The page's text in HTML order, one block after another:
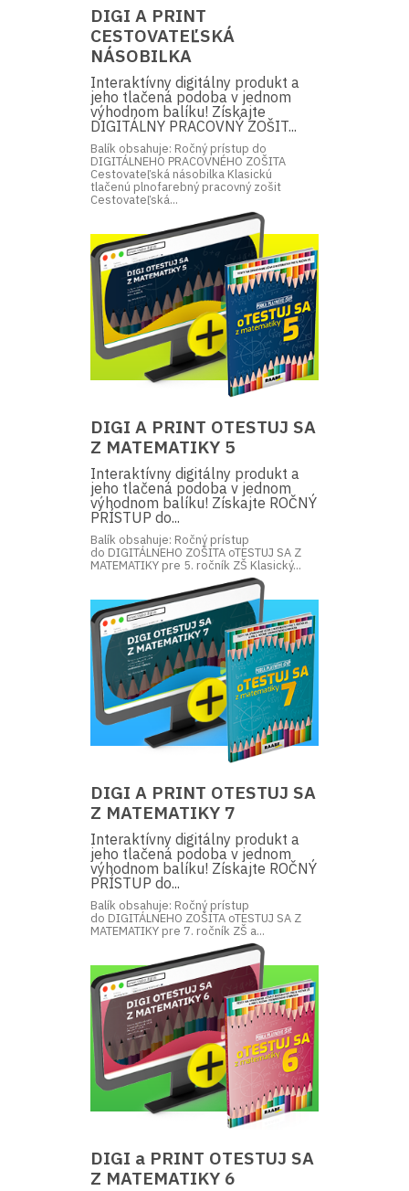
DIGI A PRINT
CESTOVATEĽSKÁ
NÁSOBILKA
Interaktívny digitálny produkt a
jeho tlačená podoba v jednom
výhodnom balíku! Získajte
DIGITÁLNY PRACOVNÝ ZOŠIT...
Balík obsahuje: Ročný prístup do
DIGITÁLNEHO PRACOVNÉHO ZOŠITA
Cestovateľská násobilka Klasickú
tlačenú plnofarebný pracovný zošit
Cestovateľská...
DIGI A PRINT OTESTUJ SA
Z MATEMATIKY 5
Interaktívny digitálny produkt a
jeho tlačená podoba v jednom
výhodnom balíku! Získajte ROČNÝ
PRÍSTUP do...
Balík obsahuje: Ročný prístup
do DIGITÁLNEHO ZOŠITA oTESTUJ SA Z
MATEMATIKY pre 5. ročník ZŠ Klasický...
DIGI A PRINT OTESTUJ SA
Z MATEMATIKY 7
Interaktívny digitálny produkt a
jeho tlačená podoba v jednom
výhodnom balíku! Získajte ROČNÝ
PRÍSTUP do...
Balík obsahuje: Ročný prístup
do DIGITÁLNEHO ZOŠITA oTESTUJ SA Z
MATEMATIKY pre 7. ročník ZŠ a...
DIGI a PRINT OTESTUJ SA
Z MATEMATIKY 6